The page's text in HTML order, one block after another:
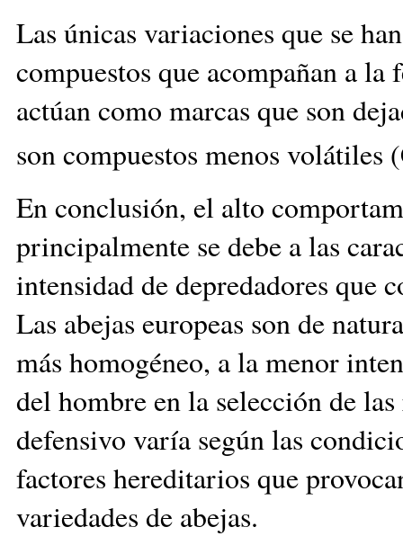
Las únicas variaciones que se
compuestos que acompañan a
actúan como marcas que son
son compuestos menos volátiles
En conclusión, el alto
principalmente se debe a las
intensidad de depredadores que
Las abejas europeas son de
más homogéneo, a la menor
del hombre en la selección de
defensivo varía según las
factores hereditarios que
variedades de abejas.